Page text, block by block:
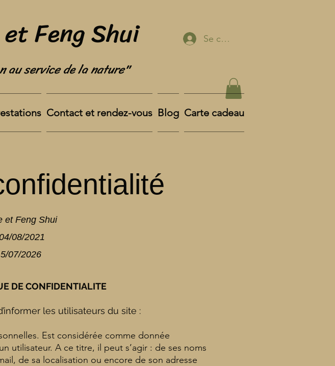
Se connecter
Feng Shui
Contact et rendez-vous Blog Carte cadeau
au service de la nature"
et Feng Shui
08/2021
07/2026
DE CONFIDENTIALITE
les utilisateurs du site :
Est considérée comme donnée
utilisateur. A ce titre, il peut s’agir : de ses noms
de sa localisation ou encore de son adresse